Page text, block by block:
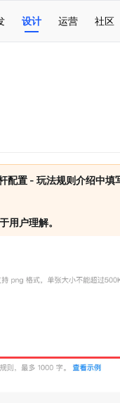
设计 运营 社区
配置 - 玩法规则介绍中填
用户理解。